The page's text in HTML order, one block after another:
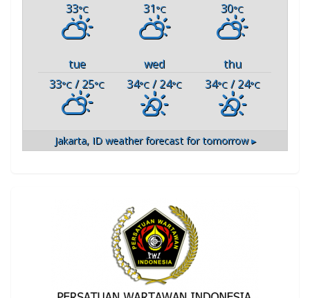
33°C 31°C 30°C
tue wed
thu
33°C / 25°C 34°C / 24°C 34°C/ 24°C
Jakarta, IDweather forecast for tomorrow ▸